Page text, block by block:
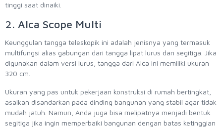
tinggi saat dinaiki.
2. Alca Scope Multi
Keunggulan tangga teleskopik ini adalah jenisnya yang termasuk
multifungsi alias gabungan dari tangga lipat lurus dan segitiga. Jika
digunakan dalam versi lurus, tangga dari Alca ini memiliki ukuran
320 cm.
Ukuran yang pas untuk pekerjaan konstruksi di rumah bertingkat,
asalkan disandarkan pada dinding bangunan yang stabil agar tidak
mudah jatuh. Namun, Anda juga bisa melipatnya menjadi bentuk
segitiga jika ingin memperbaiki bangunan dengan batas ketinggian